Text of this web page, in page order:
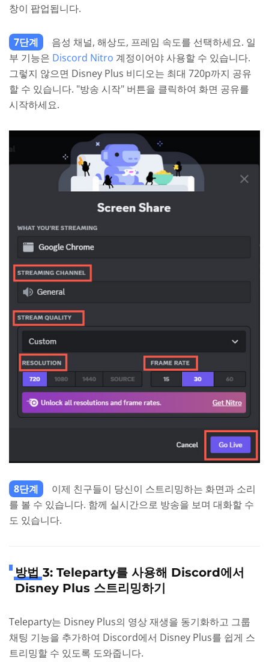
창이 팝업됩니다.
7단계
음성 채널, 해상도, 프레임 속도를 선택하세요. 일
부 기능은 Discord Nitro 계정이어야 사용할 수 있습니다.
그렇지 않으면 Disney Plus 비디오는 최대 720p까지 공유
할 수 있습니다. "방송 시작" 버튼을 클릭하여 화면 공유를
시작하세요.
8단계
이제 친구들이 당신이 스트리밍하는 화면과 소리
를 볼 수 있습니다. 함께 실시간으로 방송을 보며 대화할 수
도 있습니다.
방법 3: Teleparty를 사용해 Discord에서
Disney Plus 스트리밍하기
Teleparty는 Disney Plus의 영상 재생을 동기화하고 그룹
채팅 기능을 추가하여 Discord에서 Disney Plus를 쉽게 스
트리밍할 수 있도록 도와줍니다.